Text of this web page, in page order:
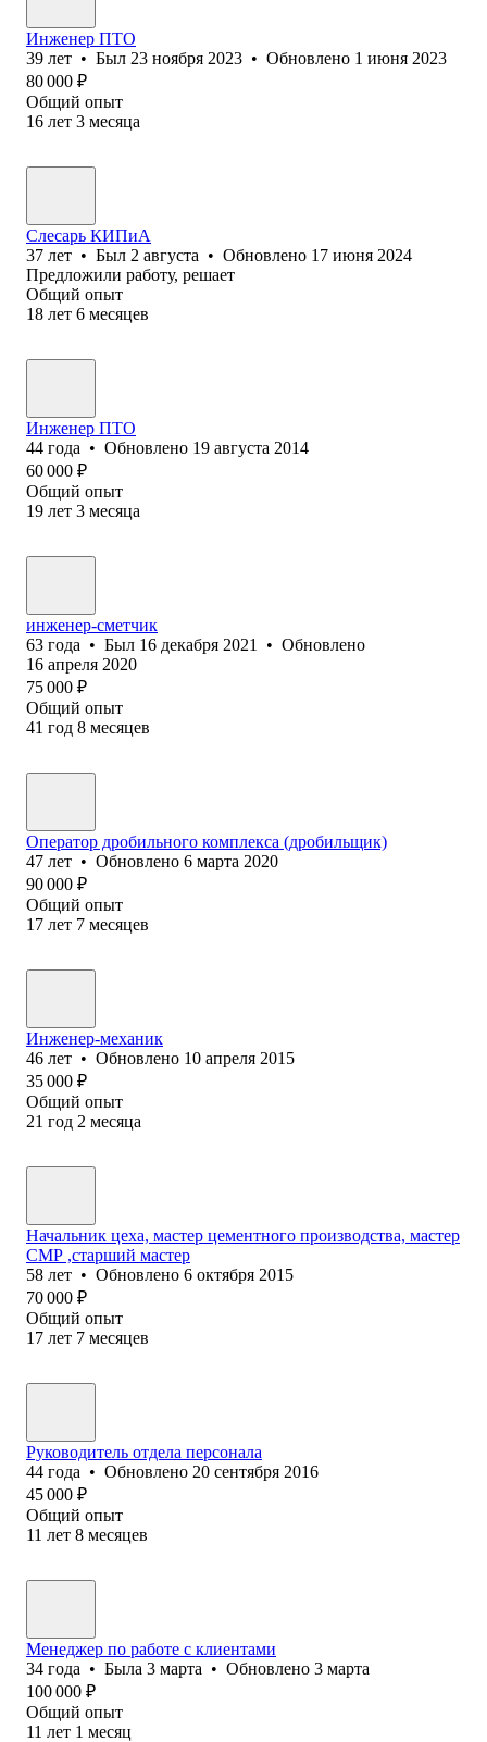
Инженер ПТО
39 лет • Был 23 ноября 2023 • Обновлено 1 июня 2023
80 000 ₽
Общий опыт
16 лет 3 месяца
Слесарь КИПиА
37 лет • Был 2 августа • Обновлено 17 июня 2024
Предложили работу, решает
Общий опыт
18 лет 6 месяцев
Инженер ПТО
44 года • Обновлено 19 августа 2014
60 000 ₽
Общий опыт
19 лет 3 месяца
инженер-сметчик
63 года • Был 16 декабря 2021 • Обновлено
16 апреля 2020
75 000 ₽
Общий опыт
41 год 8 месяцев
Оператор дробильного комплекса (дробильщик)
47 лет • Обновлено 6 марта 2020
90 000 ₽
Общий опыт
17 лет 7 месяцев
Инженер-механик
46 лет • Обновлено 10 апреля 2015
35 000 ₽
Общий опыт
21 год 2 месяца
Начальник цеха, мастер цементного производства, мастер
СМР ,старший мастер
58 лет • Обновлено 6 октября 2015
70 000 ₽
Общий опыт
17 лет 7 месяцев
Руководитель отдела персонала
44 года • Обновлено 20 сентября 2016
45 000 ₽
Общий опыт
11 лет 8 месяцев
Менеджер по работе с клиентами
34 года • Была 3 марта • Обновлено 3 марта
100 000 ₽
Общий опыт
11 лет 1 месяц